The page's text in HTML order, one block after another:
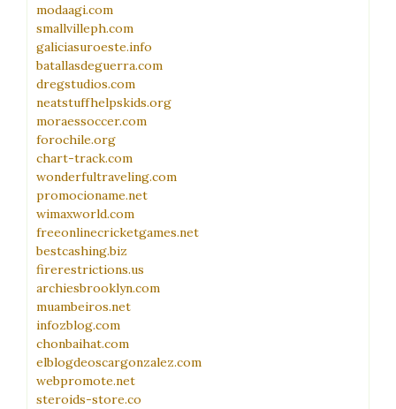
modaagi.com
smallvilleph.com
galiciasuroeste.info
batallasdeguerra.com
dregstudios.com
neatstuffhelpskids.org
moraessoccer.com
forochile.org
chart-track.com
wonderfultraveling.com
promocioname.net
wimaxworld.com
freeonlinecricketgames.net
bestcashing.biz
firerestrictions.us
archiesbrooklyn.com
muambeiros.net
infozblog.com
chonbaihat.com
elblogdeoscargonzalez.com
webpromote.net
steroids-store.co